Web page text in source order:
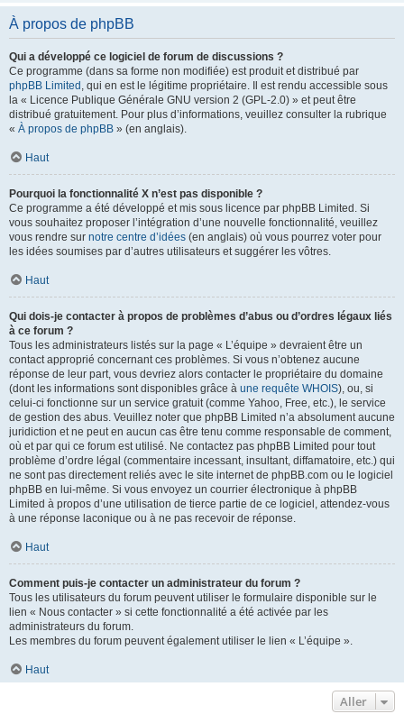
À propos de phpBB
Qui a développé ce logiciel de forum de discussions ?
Ce programme (dans sa forme non modifiée) est produit et distribué par
phpBB Limited , qui en est le légitime propriétaire. Il est rendu accessible sous
la « Licence Publique Générale GNU version 2 (GPL-2.0) » et peut être
distribué gratuitement. Pour plus d’informations, veuillez consulter la rubrique
« À propos de phpBB » (en anglais).
Haut
Pourquoi la fonctionnalité X n’est pas disponible ?
Ce programme a été développé et mis sous licence par phpBB Limited. Si
vous souhaitez proposer l’intégration d’une nouvelle fonctionnalité, veuillez
vous rendre sur notre centre d’idées (en anglais) où vous pourrez voter pour
les idées soumises par d’autres utilisateurs et suggérer les vôtres.
Haut
Qui dois-je contacter à propos de problèmes d’abus ou d’ordres légaux liés
à ce forum ?
Tous les administrateurs listés sur la page « L’équipe » devraient être un
contact approprié concernant ces problèmes. Si vous n’obtenez aucune
réponse de leur part, vous devriez alors contacter le propriétaire du domaine
(dont les informations sont disponibles grâce à une requête WHOIS), ou, si
celui-ci fonctionne sur un service gratuit (comme Yahoo, Free, etc.), le service
de gestion des abus. Veuillez noter que phpBB Limited n’a absolument aucune
juridiction et ne peut en aucun cas être tenu comme responsable de comment,
où et par qui ce forum est utilisé. Ne contactez pas phpBB Limited pour tout
problème d’ordre légal (commentaire incessant, insultant, diffamatoire, etc.) qui
ne sont pas directement reliés avec le site internet de phpBB.com ou le logiciel
phpBB en lui-même. Si vous envoyez un courrier électronique à phpBB
Limited à propos d’une utilisation de tierce partie de ce logiciel, attendez-vous
à une réponse laconique ou à ne pas recevoir de réponse.
Haut
Comment puis-je contacter un administrateur du forum ?
Tous les utilisateurs du forum peuvent utiliser le formulaire disponible sur le
lien « Nous contacter » si cette fonctionnalité a été activée par les
administrateurs du forum.
Les membres du forum peuvent également utiliser le lien « L’équipe ».
Haut
Aller